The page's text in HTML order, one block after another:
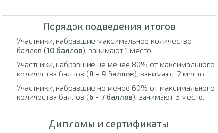
Порядок подведения итогов
Участники, набравшие максимальное количество
баллов (10 баллов), занимают 1 место.
Участники, набравшие не менее 80% от максимального
количества баллов (8 - 9 баллов), занимают 2 место.
Участники, набравшие не менее 60% от максимального
количества баллов (6 - 7 баллов), занимают 3 место.
Дипломы и сертификаты